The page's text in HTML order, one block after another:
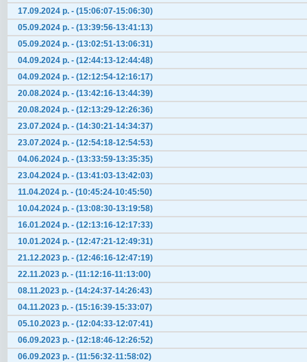
17.09.2024 р. - (15:06:07-15:06:30)
05.09.2024 р. - (13:39:56-13:41:13)
05.09.2024 р. - (13:02:51-13:06:31)
04.09.2024 р. - (12:44:13-12:44:48)
04.09.2024 р. - (12:12:54-12:16:17)
20.08.2024 р. - (13:42:16-13:44:39)
20.08.2024 р. - (12:13:29-12:26:36)
23.07.2024 р. - (14:30:21-14:34:37)
23.07.2024 р. - (12:54:18-12:54:53)
04.06.2024 р. - (13:33:59-13:35:35)
23.04.2024 р. - (13:41:03-13:42:03)
11.04.2024 р. - (10:45:24-10:45:50)
10.04.2024 р. - (13:08:30-13:19:58)
16.01.2024 р. - (12:13:16-12:17:33)
10.01.2024 р. - (12:47:21-12:49:31)
21.12.2023 р. - (12:46:16-12:47:19)
22.11.2023 р. - (11:12:16-11:13:00)
08.11.2023 р. - (14:24:37-14:26:43)
04.11.2023 р. - (15:16:39-15:33:07)
05.10.2023 р. - (12:04:33-12:07:41)
06.09.2023 р. - (12:18:46-12:26:52)
06.09.2023 р. - (11:56:32-11:58:02)